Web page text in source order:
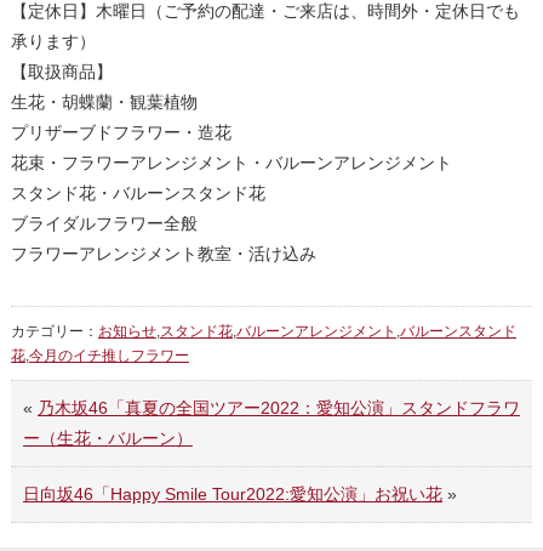
【定休日】木曜日（ご予約の配達・ご来店は、時間外・定休日でも
承ります）
【取扱商品】
生花・胡蝶蘭・観葉植物
プリザーブドフラワー・造花
花束・フラワーアレンジメント・バルーンアレンジメント
スタンド花・バルーンスタンド花
ブライダルフラワー全般
フラワーアレンジメント教室・活け込み
カテゴリー： お知らせ, スタンド花, バルーンアレンジメント バルーンスタンド
花, 今月のイチ推しフラワー
« 乃木坂46「真夏の全国ツアー2022：愛知公演」スタンドフラワ
ー（生花・バルーン）
日向坂46「Happy Smile Tour2022:愛知公演」お祝い花»